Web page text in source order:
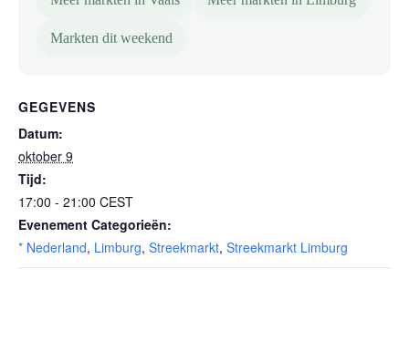
Markten dit weekend
GEGEVENS
Datum:
oktober 9
Tijd:
17:00 - 21:00 CEST
Evenement Categorieën:
* Nederland, Limburg, Streekmarkt, Streekmarkt Limburg